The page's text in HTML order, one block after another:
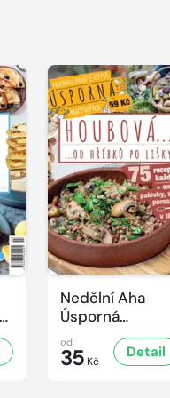
Nedělní Aha
Úsporná
kuchařka -
Houbová... od
hříbků po lišky
od
35 Kč
Detail